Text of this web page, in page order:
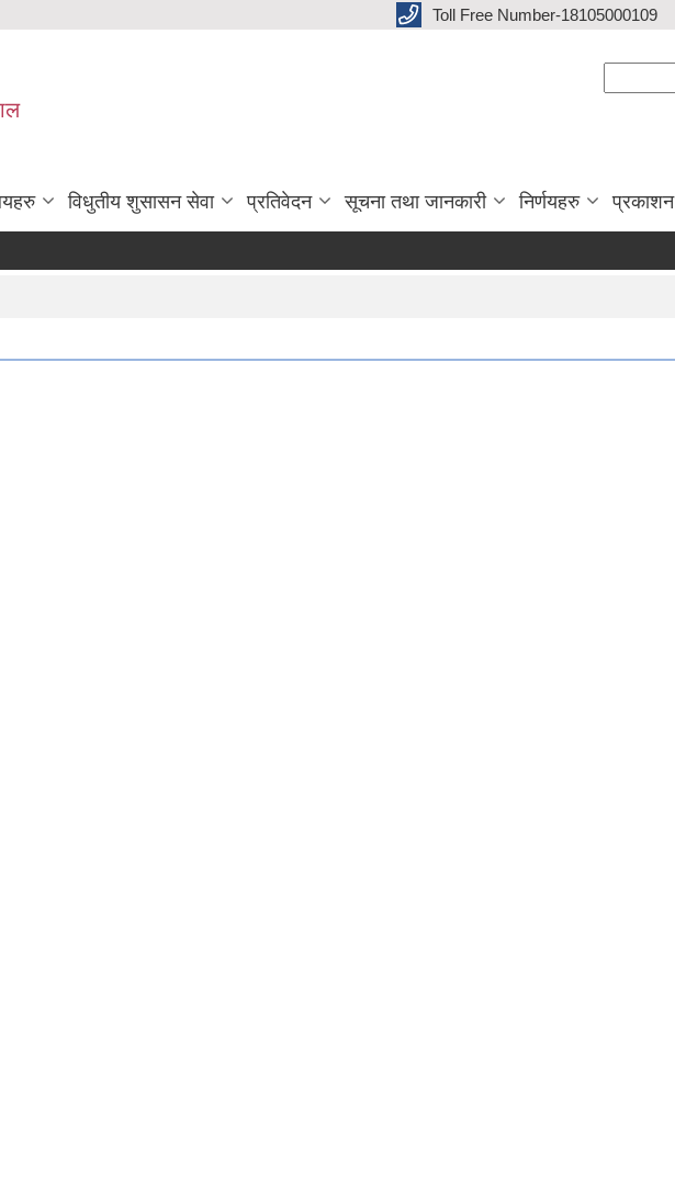
Toll Free Number-18105000109
विधुतीय शुसासन सेवा प्रतिवेदन सूचना तथा जानकारी निर्णयहरु प्रकाशन